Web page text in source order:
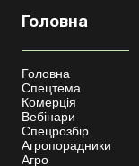
Головна
Головна
Спецтема
Комерція
Вебінари
Спецрозбір
Агропорадники
Агро